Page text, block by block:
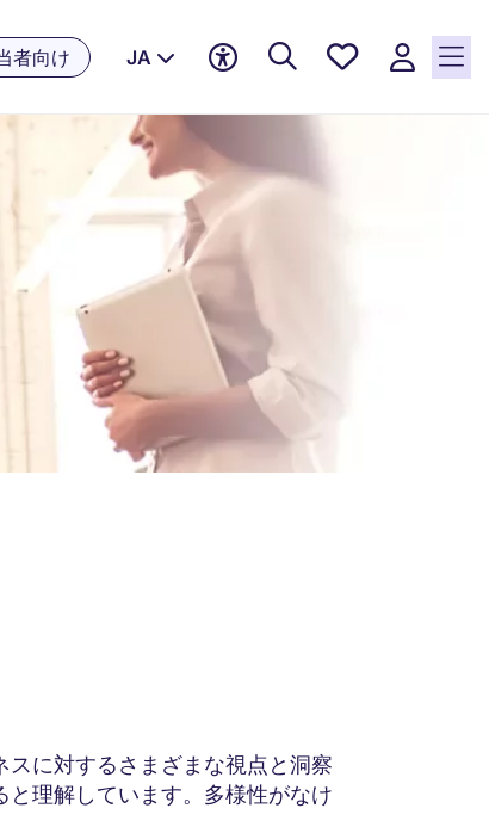
者向け JA
お気に
件の求
に対するさまざまな視点と洞察
理解しています。多様性がなけ